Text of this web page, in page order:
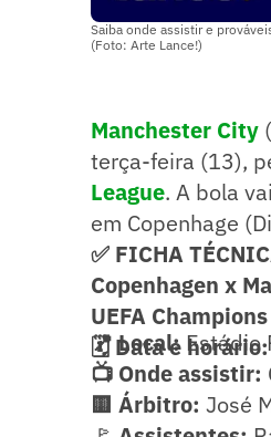
Saiba onde assistir e
(Foto: Arte Lance!)
Manchester City
terça-feira (13),
League. A bola
em Copenhage
✅ FICHA
Copenhagen x
UEFA
🗓️ Data e horário:
📍 Local:Estádio
📺 Onde assistir:
🟨 Árbitro: José